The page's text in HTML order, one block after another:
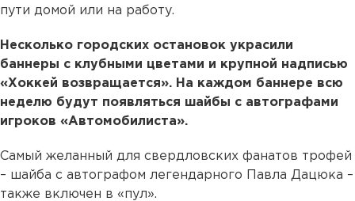
пути домой или на работу.
Несколько городских остановок украсили
баннеры с клубными цветами и крупной надписью
«Хоккей возвращается». На каждом баннере всю
неделю будут появляться шайбы с автографами
игроков «Автомобилиста».
Самый желанный для свердловских фанатов трофей
– шайба с автографом легендарного Павла Дацюка –
также включен в «пул».